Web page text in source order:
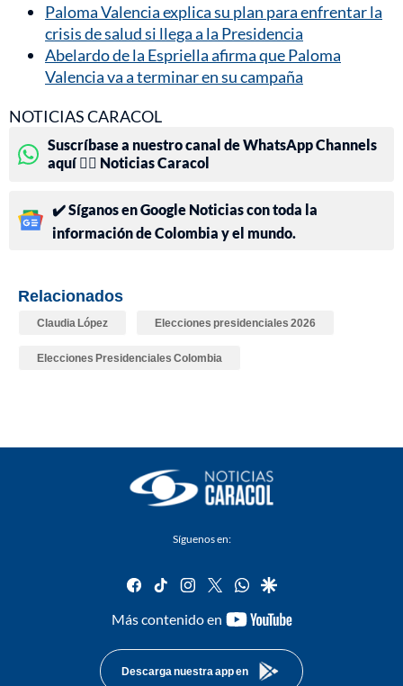
Paloma Valencia explica su plan para enfrentar la
crisis de salud si llega a la Presidencia
Abelardo de la Espriella afirma que Paloma
Valencia va a terminar en su campaña
NOTICIAS CARACOL
Suscríbase a nuestro canal de WhatsApp Channels
aquí 👉🏻 Noticias Caracol
✔️ Síganos en Google Noticias con toda la
información de Colombia y el mundo.
Relacionados
Claudia López Elecciones presidenciales 2026
Elecciones Presidenciales Colombia
Síguenos en:
facebook
tiktok instagram
twitterwhatsapp
google
Más contenido en
youtube-
Descarga nuestra app en